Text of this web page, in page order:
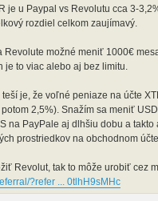
je u Paypal vs Revolutu cca 3-
rozdiel celkom zaujímavý.
Revolute možné meniť 1000€
to viac alebo aj bez limitu.
je, že voľné peniaze na účte
2,5%). Snažím sa meniť
na PayPale aj dlhšiu dobu a
prostriedkov na obchodnom
Revolut, tak to môže urobiť cez
?refer ... 0tlhH9sMHc